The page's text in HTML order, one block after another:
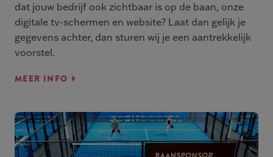
dat jouw bedrijf ook zichtbaar is op de baan, onze
digitale tv-schermen en website? Laat dan gelijk je
gegevens achter, dan sturen wij je een aantrekkelijk
voorstel.
MEER INFO